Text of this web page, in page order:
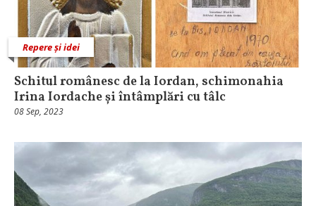
Repere și idei
Schitul românesc de la Iordan, schimonahia
Irina Iordache și întâmplări cu tâlc
08 Sep, 2023